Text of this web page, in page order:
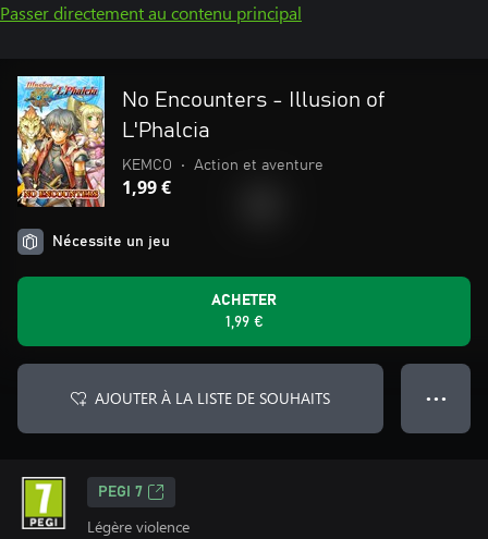
Passer directement au contenu principal
No Encounters - Illusion of
L'Phalcia
KEMCO • Action et aventure
1,99 €
Nécessite un jeu
ACHETER
1,99 €
AJOUTER À LA LISTE DE SOUHAITS ● ● ●
PEGI 7
Légère violence